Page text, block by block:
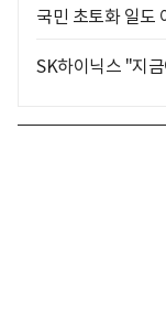
국민 초토화 일
SK하이닉스 "지